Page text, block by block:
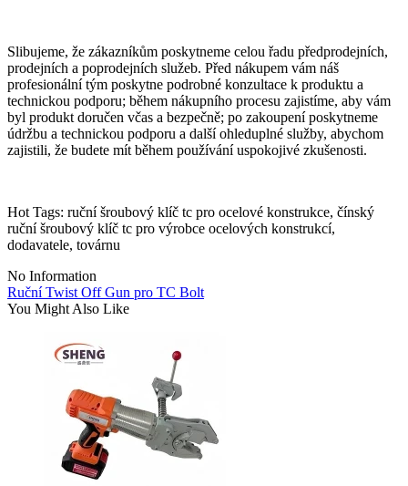
Slibujeme, že zákazníkům poskytneme celou řadu předprodejních,
prodejních a poprodejních služeb. Před nákupem vám náš
profesionální tým poskytne podrobné konzultace k produktu a
technickou podporu; během nákupního procesu zajistíme, aby vám
byl produkt doručen včas a bezpečně; po zakoupení poskytneme
údržbu a technickou podporu a další ohleduplné služby, abychom
zajistili, že budete mít během používání uspokojivé zkušenosti.
Hot Tags: ruční šroubový klíč tc pro ocelové konstrukce, čínský
ruční šroubový klíč tc pro výrobce ocelových konstrukcí,
dodavatele, továrnu
No Information
Ruční Twist Off Gun pro TC Bolt
You Might Also Like